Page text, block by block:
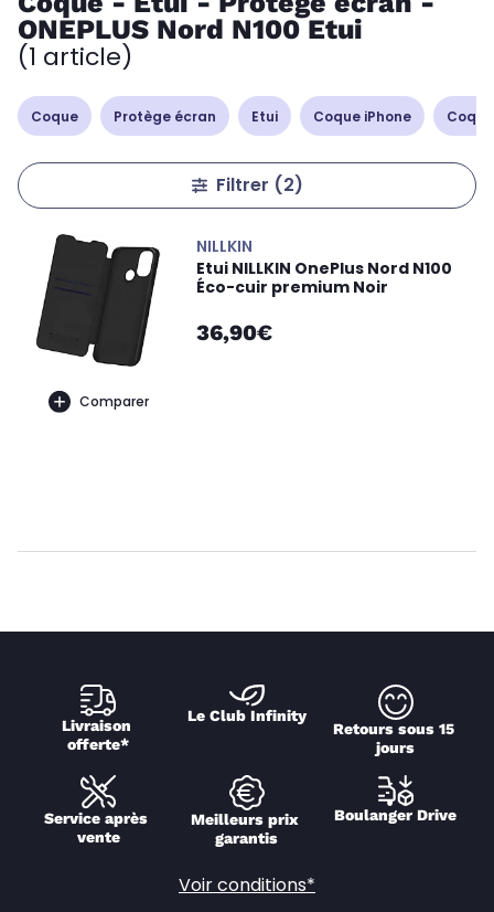
ONEPLUS Nord N100 Etui
(1 article)
Coque Protège écran Etui Coque iPhone
Filtrer (2)
Comparer
NILLKIN
Etui NILLKIN OnePlus Nord N100
Éco-cuir premium Noir
36,90€
Livraison
offerte*
Le Club Infinity
Retours sous 15
jours
Service après
vente
Meilleurs prix
garantis
Boulanger Drive
Voir conditions*